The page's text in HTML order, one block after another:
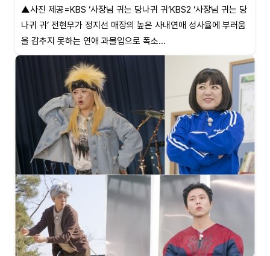
▲사진 제공=KBS ‘사장님 귀는 당나귀 귀’KBS2 ‘사장님 귀는 당
나귀 귀’ 전현무가 정지선 매장의 높은 사내연애 성사율에 부러움
을 감추지 못하는 연애 과몰입으로 폭소...